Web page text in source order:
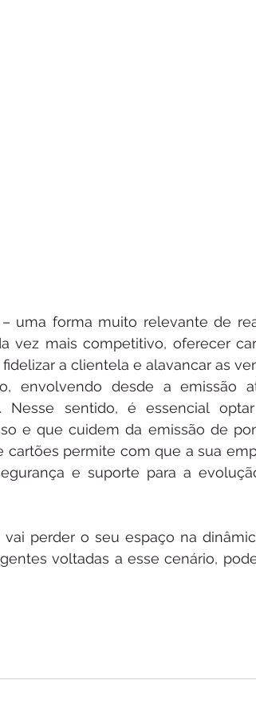
uma forma muito relevante de
vez mais competitivo, oferecer
a clientela e alavancar as
envolvendo desde a emissão
Nesse sentido, é essencial
e que cuidem da emissão de
cartões permite com que a sua
e suporte para a
perder o seu espaço na
voltadas a esse cenário,